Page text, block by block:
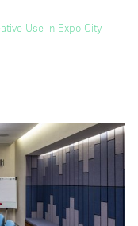
Use in Expo City